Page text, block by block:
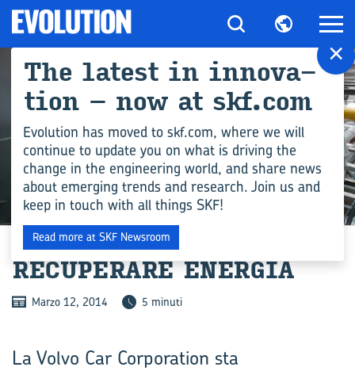
INDUSTRIA
RE­CU­PE­RA­RE ENER­GIA
Marzo 12, 2014 5 minuti
La Volvo Car Corporation sta
×
The la­te­st in in­no­va­
tion – now at skf.com
Evolution has moved to skf.com, where we will
continue to update you on what is driving the
change in the engineering world, and share news
about emerging trends and research. Join us and
keep in touch with all things SKF!
Read more at SKF Newsroom